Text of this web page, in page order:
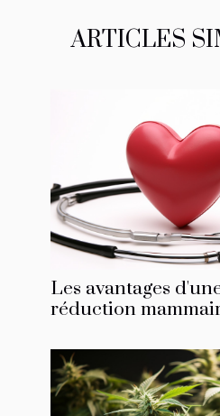
ARTICLES
Les avantages
réduction